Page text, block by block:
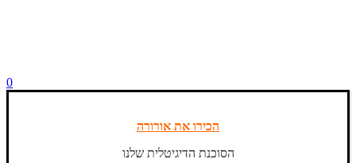
0
הכירו את אורורה
הסוכנת הדיגיטלית שלנו